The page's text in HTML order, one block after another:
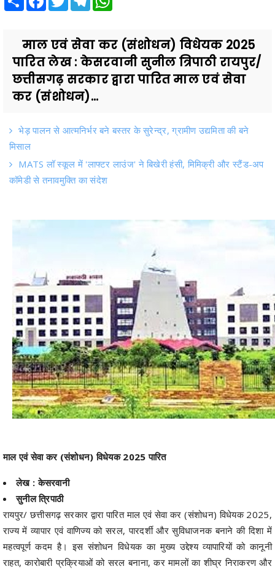
माल एवं सेवा कर (संशोधन) विधेयक 2025
पारित लेख : केसरवानी सुनील त्रिपाठी रायपुर/
छत्तीसगढ़ सरकार द्वारा पारित माल एवं सेवा
कर (संशोधन)...
भेड़ पालन से आत्मनिर्भर बने बस्तर के सुरेन्द्र, ग्रामीण उद्यमिता की बने
मिसाल
MATS लॉ स्कूल में 'लाफ्टर लाउंज' ने बिखेरी हंसी, मिमिक्री और स्टैंड-अप
कॉमेडी से तनावमुक्ति का संदेश
माल एवं सेवा कर (संशोधन) विधेयक 2025 पारित
लेख : केसरवानी
सुनील त्रिपाठी
रायपुर/ छत्तीसगढ़ सरकार द्वारा पारित माल एवं सेवा कर (संशोधन) विधेयक 2025,
राज्य में व्यापार एवं वाणिज्य को सरल, पारदर्शी और सुविधाजनक बनाने की दिशा में
महत्वपूर्ण कदम है। इस संशोधन विधेयक का मुख्य उद्देश्य व्यापारियों को कानूनी
राहत, कारोबारी प्रक्रियाओं को सरल बनाना, कर मामलों का शीघ्र निराकरण और